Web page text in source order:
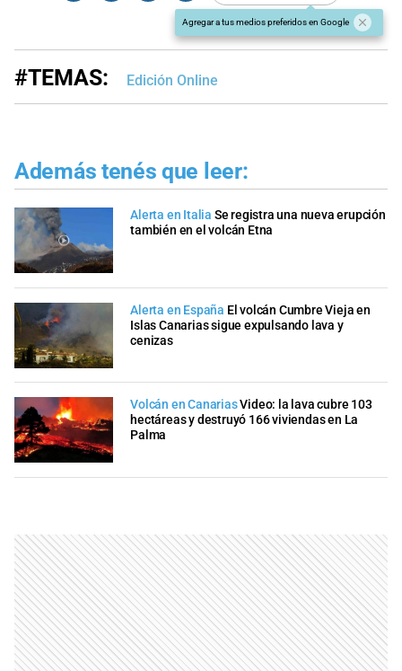
Agregar a tus medios preferidos en Google
#TEMAS: Edición Online
Además tenés que leer:
Alerta en Italia Se registra una nueva erupción
también en el volcán Etna
Alerta en España El volcán Cumbre Vieja en
Islas Canarias sigue expulsando lava y
cenizas
Volcán en CanariasVideo: la lava cubre 103
hectáreas y destruyó 166 viviendas en La
Palma